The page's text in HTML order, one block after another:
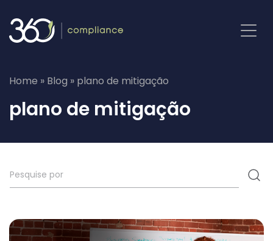
para
Home » Blog » plano de mitigação
plano de mitigação